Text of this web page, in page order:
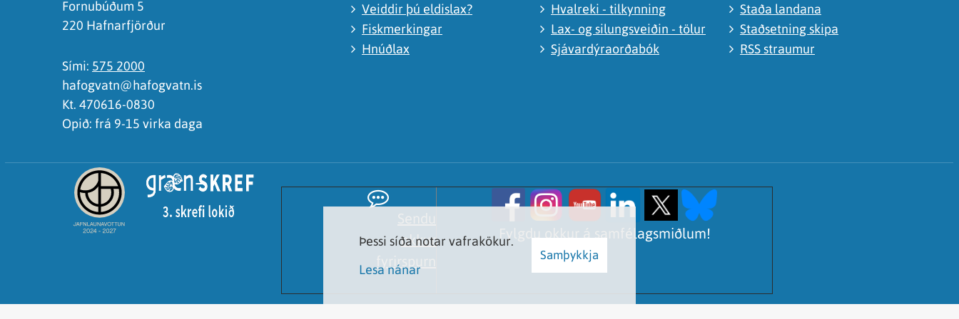
Fornubúðum 5
220 Hafnarfjörður
Sími: 575 2000
hafogvatn@hafogvatn.is
Kt. 470616-0830
Opið: frá 9-15 virka daga
Veiddir þú eldislax?
Fiskmerkingar
Hnúðlax
Hvalreki - tilkynning
Lax- og silungsveiðin - tölur
Sjávardýraorðabók
Staða landana
Staðsetning skipa
RSS straumur
okkur
fyrirspurn
Fylgdu okkur á samfélagsmiðlum!
Þessi síða notar vafrakökur.
Lesa nánar
Samþykkja